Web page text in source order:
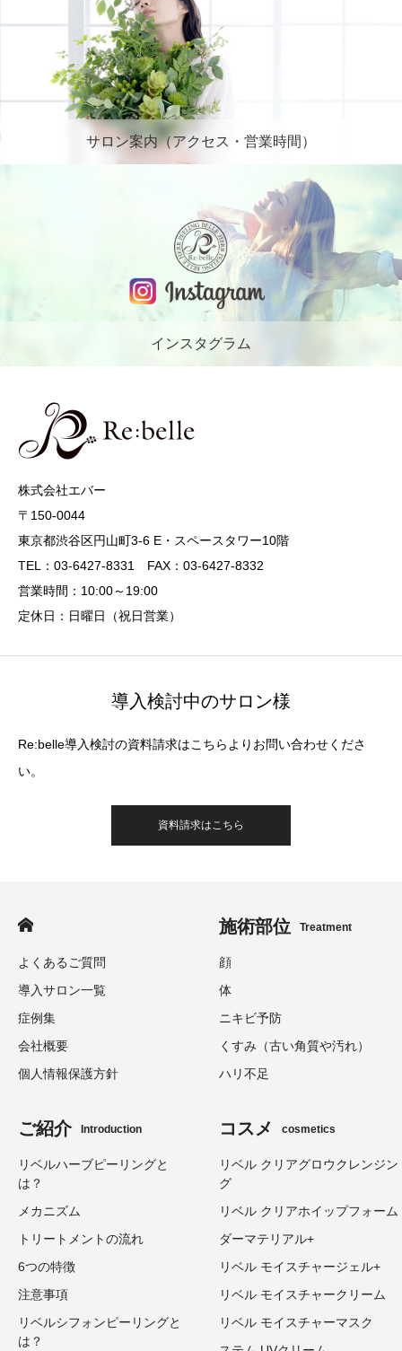
サロン案内（アクセス・営業時間）
インスタグラム
株式会社エバー
〒150-0044
東京都渋谷区円山町3-6 E・スペースタワー10階
TEL：03-6427-8331 FAX：03-6427-8332
営業時間：10:00～19:00
定休日：日曜日（祝日営業）
導入検討中のサロン様
Re:belle導入検討の資料請求はこちらよりお問い合わせくださ
い。
資料請求はこちら
よくあるご質問
導入サロン一覧
症例集
会社概要
個人情報保護方針
施術部位 Treatment
顔
体
ニキビ予防
くすみ（古い角質や汚れ）
ハリ不足
ご紹介 Introduction
リベルハーブピーリングと
は？
メカニズム
トリートメントの流れ
6つの特徴
注意事項
リベルシフォンピーリングと
は？
コスメ cosmetics
リベル クリアグロウクレンジン
グ
リベル クリアホイップフォーム
ダーマテリアル+
リベル モイスチャージェル+
リベル モイスチャークリーム
リベル モイスチャーマスク